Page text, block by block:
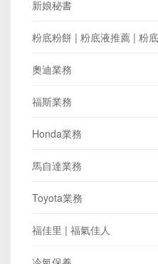
新娘秘書
粉底粉餅 | 粉底液推薦 | 粉
奧迪業務
福斯業務
Honda業務
馬自達業務
Toyota業務
福佳里 | 福氣佳人